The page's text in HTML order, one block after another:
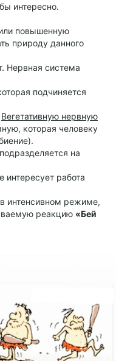
интересно.
повышенную
природу данного
Нервная система
подчиняется
Вегетативную нервную
которая человеку
на
интересует работа
интенсивном режиме,
реакцию «Бей